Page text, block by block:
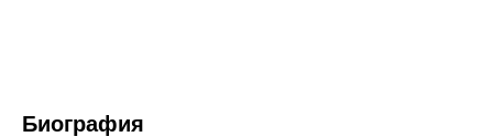
Биография